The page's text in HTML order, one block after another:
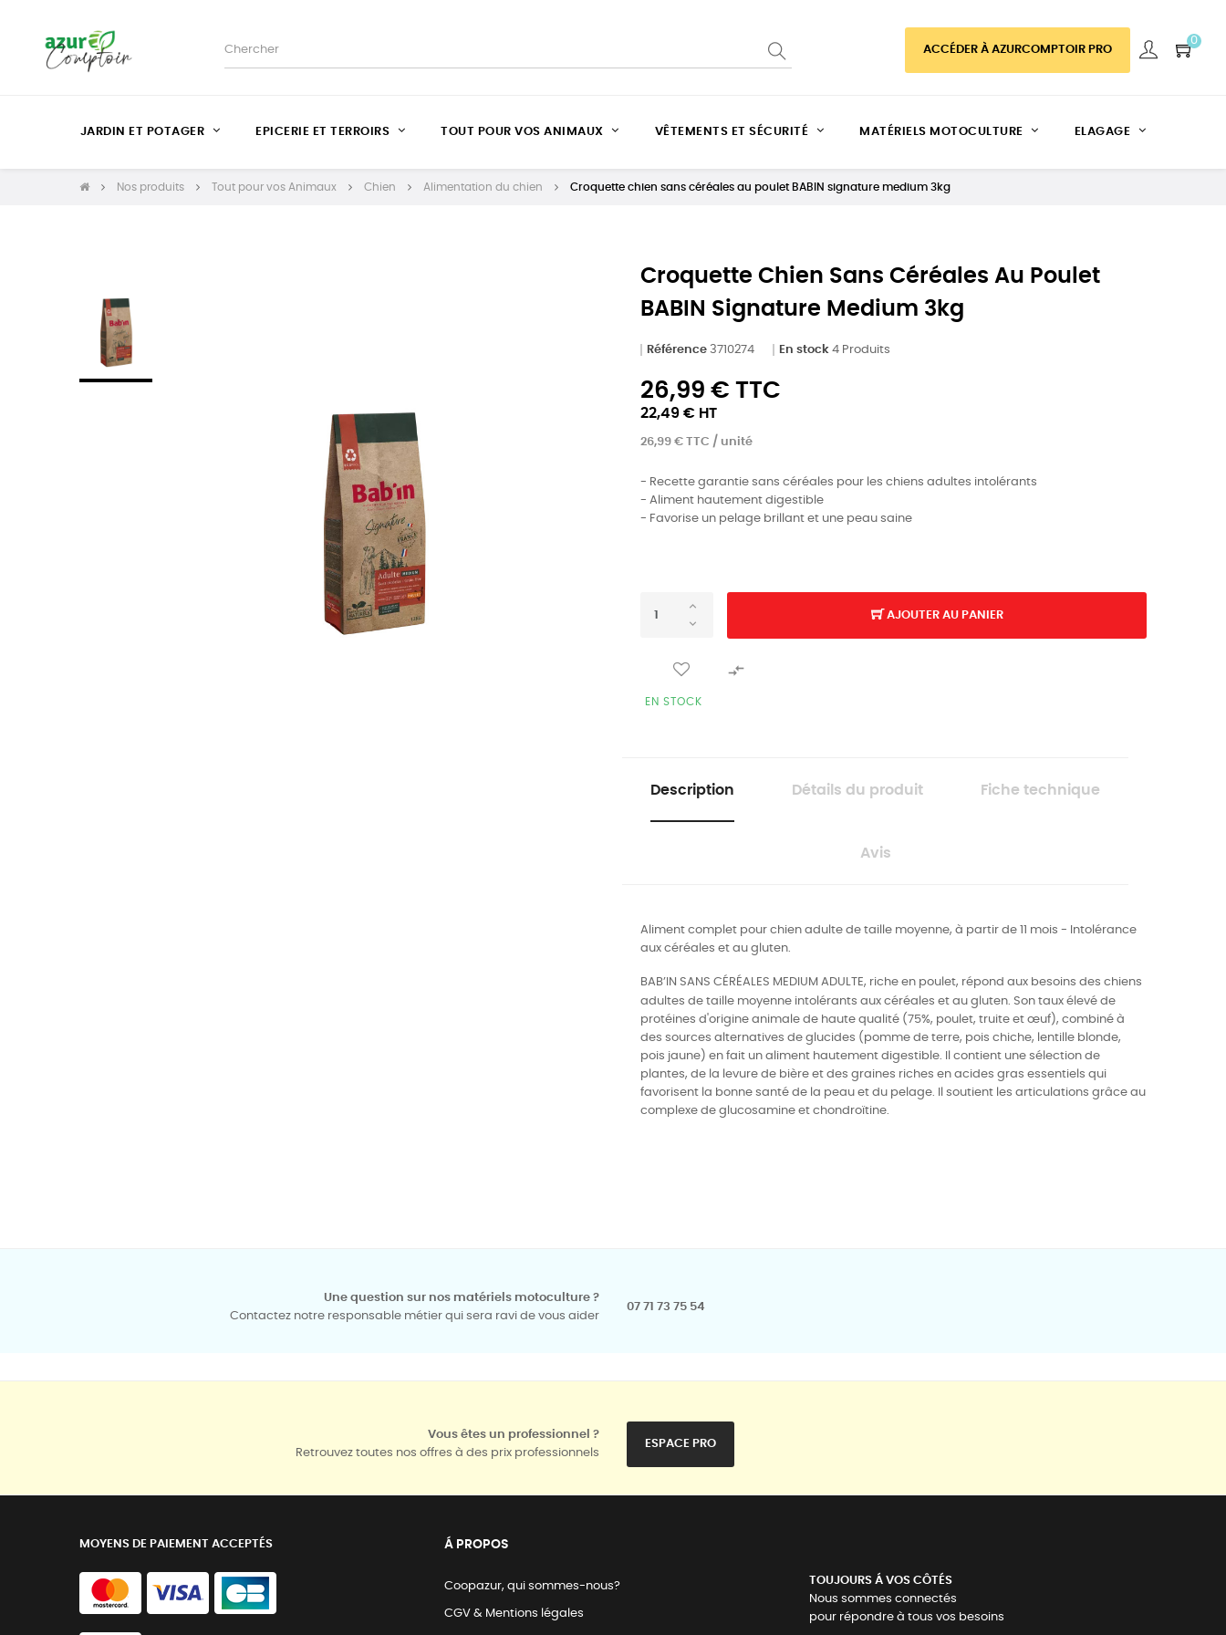
ACCÉDER À AZURCOMPTOIR PRO
0
JARDIN ET POTAGER EPICERIE ET TERROIRS TOUT POUR VOS ANIMAUX VÊTEMENTS ET SÉCURITÉ MATÉRIELS MOTOCULTURE ELAGAGE
Nos produits Tout pour vos Animaux Chien Alimentation du chien Croquette chien sans céréales au poulet BABIN signature medium 3kg
Croquette Chien Sans Céréales Au Poulet
BABIN Signature Medium 3kg
Référence 3710274 En stock 4 Produits
26,99 € TTC
22,49 € HT
26,99 € TTC / unité
- Recette garantie sans céréales pour les chiens adultes intolérants
- Aliment hautement digestible
- Favorise un pelage brillant et une peau saine
AJOUTER AU PANIER

EN STOCK
Description Détails du produit Fiche technique
Avis
Aliment complet pour chien adulte de taille moyenne, à partir de 11 mois - Intolérance
aux céréales et au gluten.
BAB’IN SANS CÉRÉALES MEDIUM ADULTE, riche en poulet, répond aux besoins des chiens
adultes de taille moyenne intolérants aux céréales et au gluten. Son taux élevé de
protéines d'origine animale de haute qualité (75%, poulet, truite et œuf), combiné à
des sources alternatives de glucides (pomme de terre, pois chiche, lentille blonde,
pois jaune) en fait un aliment hautement digestible. Il contient une sélection de
plantes, de la levure de bière et des graines riches en acides gras essentiels qui
favorisent la bonne santé de la peau et du pelage. Il soutient les articulations grâce au
complexe de glucosamine et chondroïtine.
Une question sur nos matériels motoculture ?
Contactez notre responsable métier qui sera ravi de vous aider
07 71 73 75 54
Vous êtes un professionnel ?
Retrouvez toutes nos offres à des prix professionnels
ESPACE PRO
MOYENS DE PAIEMENT ACCEPTÉS Á PROPOS
Coopazur, qui sommes-nous?
CGV & Mentions légales
TOUJOURS Á VOS CÔTÉS
Nous sommes connectés
pour répondre à tous vos besoins